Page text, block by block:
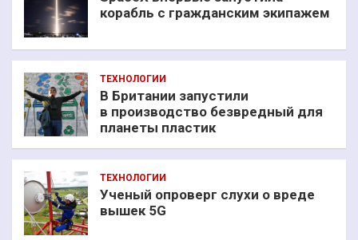
корабль с гражданским экипажем
ТЕХНОЛОГИИ
В Британии запустили
в производство безвредный для
планеты пластик
ТЕХНОЛОГИИ
Ученый опроверг слухи о вреде
вышек 5G